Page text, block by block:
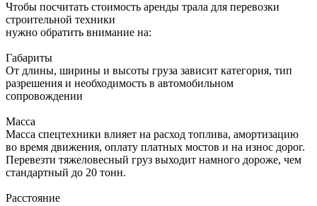
Чтобы посчитать стоимость аренды трала для перевозки
строительной техники
нужно обратить внимание на:
Габариты
От длины, ширины и высоты груза зависит категория, тип
разрешения и необходимость в автомобильном
сопровождении
Масса
Масса спецтехники влияет на расход топлива, амортизацию
во время движения, оплату платных мостов и на износ дорог.
Перевезти тяжеловесный груз выходит намного дороже, чем
стандартный до 20 тонн.
Расстояние